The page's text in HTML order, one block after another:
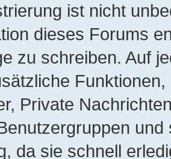
ist nicht
dieses Forums
zu schreiben. Auf
Private
da sie schnell